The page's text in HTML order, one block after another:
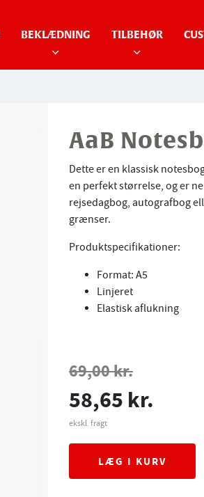
BEKLÆDNING TILBEHØR
AaB
Dette er en klassisk
en perfekt størrelse, og er
rejsedagbog, autografbog
grænser.
Produktspecifikationer:
Format: A5
Linjeret
Elastisk aflukning
69,00 kr.
58,65 kr.
ekskl. fragt
LÆG I KURV